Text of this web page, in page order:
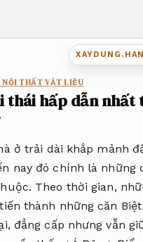
NỘI THẤT VẬT LIỆU
thái hấp dẫn nhất
ở trải dài khắp mảnh
nay đó chính là những
Theo thời gian,
thành những căn
đẳng cấp nhưng vẫn